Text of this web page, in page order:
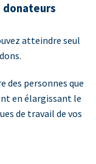
donateurs
atteindre seul
des personnes que
en élargissant le
de travail de vos